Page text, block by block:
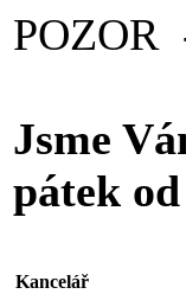
POZOR
Jsme
pátek
Kancelář